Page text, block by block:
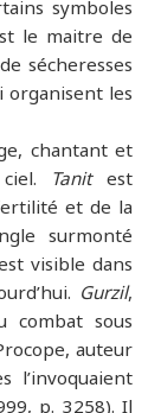
symboles
le maitre de
sécheresses
organisent les
chantant et
Tanitest
et de la
surmonté
visible dans
Gurzil,
sous
auteur
l’invoquaient